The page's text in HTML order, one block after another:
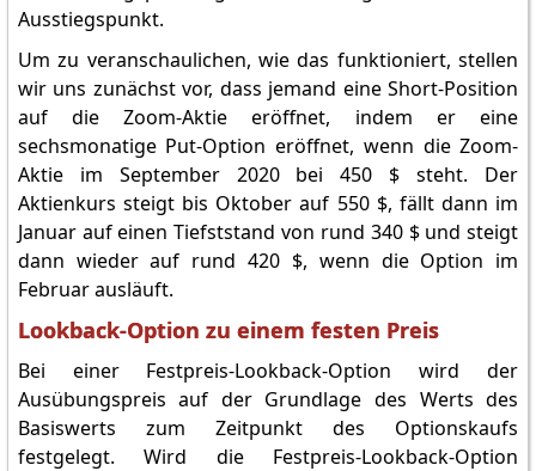
Ausstiegspunkt.
Um zu veranschaulichen, wie das funktioniert, stellen
wir uns zunächst vor, dass jemand eine Short-Position
auf die Zoom-Aktie eröffnet, indem er eine
sechsmonatige Put-Option eröffnet, wenn die Zoom-
Aktie im September 2020 bei 450 $ steht. Der
Aktienkurs steigt bis Oktober auf 550 $, fällt dann im
Januar auf einen Tiefststand von rund 340 $ und steigt
dann wieder auf rund 420 $, wenn die Option im
Februar ausläuft.
Lookback-Option zu einem festen Preis
Bei einer Festpreis-Lookback-Option wird der
Ausübungspreis auf der Grundlage des Werts des
Basiswerts zum Zeitpunkt des Optionskaufs
festgelegt. Wird die Festpreis-Lookback-Option